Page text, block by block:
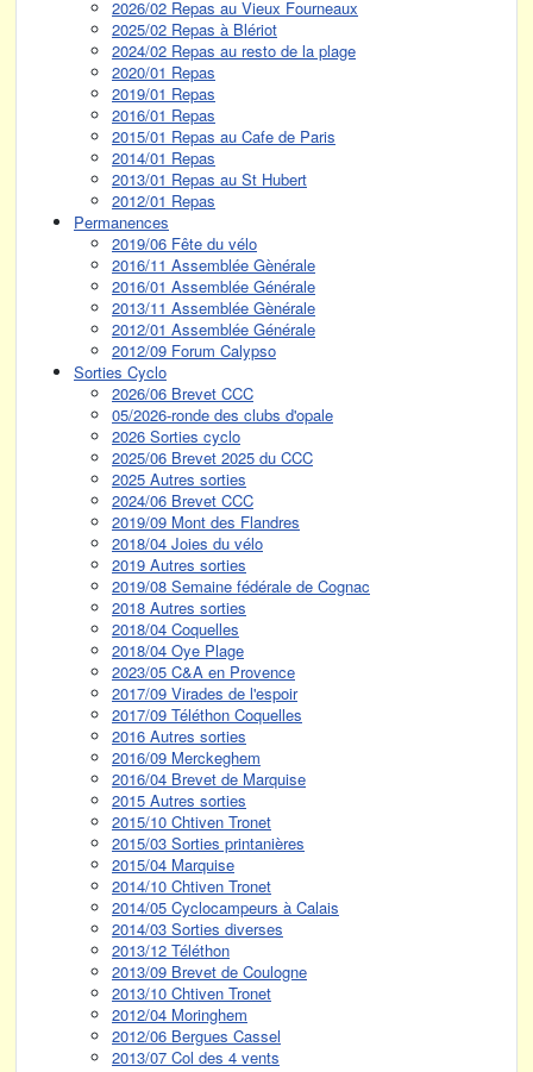
2026/02 Repas au Vieux Fourneaux
2025/02 Repas à Blériot
2024/02 Repas au resto de la plage
2020/01 Repas
2019/01 Repas
2016/01 Repas
2015/01 Repas au Cafe de Paris
2014/01 Repas
2013/01 Repas au St Hubert
2012/01 Repas
Permanences
2019/06 Fête du vélo
2016/11 Assemblée Gènérale
2016/01 Assemblée Générale
2013/11 Assemblée Gènérale
2012/01 Assemblée Générale
2012/09 Forum Calypso
Sorties Cyclo
2026/06 Brevet CCC
05/2026-ronde des clubs d'opale
2026 Sorties cyclo
2025/06 Brevet 2025 du CCC
2025 Autres sorties
2024/06 Brevet CCC
2019/09 Mont des Flandres
2018/04 Joies du vélo
2019 Autres sorties
2019/08 Semaine fédérale de Cognac
2018 Autres sorties
2018/04 Coquelles
2018/04 Oye Plage
2023/05 C&A en Provence
2017/09 Virades de l'espoir
2017/09 Téléthon Coquelles
2016 Autres sorties
2016/09 Merckeghem
2016/04 Brevet de Marquise
2015 Autres sorties
2015/10 Chtiven Tronet
2015/03 Sorties printanières
2015/04 Marquise
2014/10 Chtiven Tronet
2014/05 Cyclocampeurs à Calais
2014/03 Sorties diverses
2013/12 Téléthon
2013/09 Brevet de Coulogne
2013/10 Chtiven Tronet
2012/04 Moringhem
2012/06 Bergues Cassel
2013/07 Col des 4 vents